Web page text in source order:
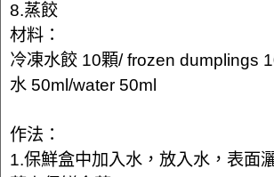
8.蒸餃
材料：
冷凍水餃 10顆/ frozen dumplings
水 50ml/water 50ml
作法：
1.保鮮盒中加入水，放入水，表面